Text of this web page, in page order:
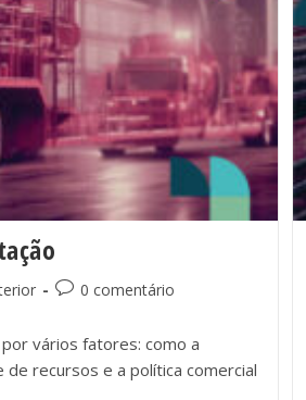
0 comentário
vários fatores: como a
recursos e a política comercial